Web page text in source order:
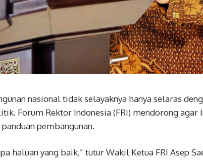
nasional tidak selayaknya hanya selaras
Forum Rektor Indonesia (FRI) mendorong agar
pembangunan.
haluan yang baik,” tutur Wakil Ketua FRI Asep